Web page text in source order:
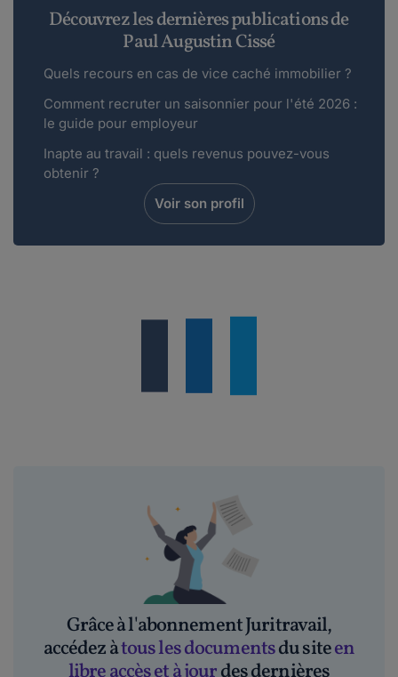
Découvrez les dernières publications de
Paul Augustin Cissé
Quels recours en cas de vice caché immobilier ?
Comment recruter un saisonnier pour l'été 2026 :
le guide pour employeur
Inapte au travail : quels revenus pouvez-vous
obtenir ?
Voir son profil
Grâce à l'abonnement Juritravail,
accédez àtous les documentsdu siteen